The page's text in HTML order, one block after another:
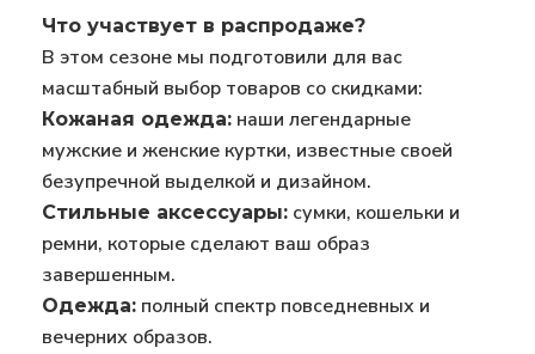
Что участвует в распродаже?
В этом сезоне мы подготовили для вас
масштабный выбор товаров со скидками:
Кожаная одежда: наши легендарные
мужские и женские куртки, известные своей
безупречной выделкой и дизайном.
Стильные аксессуары: сумки, кошельки и
ремни, которые сделают ваш образ
завершенным.
Одежда: полный спектр повседневных и
вечерних образов.